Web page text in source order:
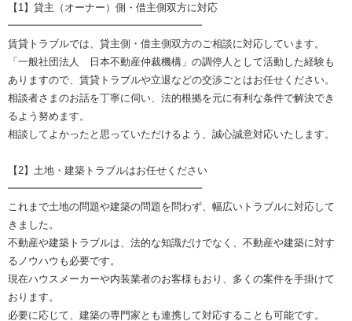
【1】貸主（オーナー）側・借主側双方に対応
━━━━━━━━━━━━━━━━━━━
賃貸トラブルでは、貸主側・借主側双方のご相談に対応しています。
「一般社団法人 日本不動産仲裁機構」の調停人として活動した経験も
ありますので、賃貸トラブルや立退などの交渉ごとはお任せください。
相談者さまのお話を丁寧に伺い、法的根拠を元に有利な条件で解決でき
るよう努めます。
相談してよかったと思っていただけるよう、誠心誠意対応いたします。
【2】土地・建築トラブルはお任せください
━━━━━━━━━━━━━━━━━━━
これまで土地の問題や建築の問題を問わず、幅広いトラブルに対応して
きました。
不動産や建築トラブルは、法的な知識だけでなく、不動産や建築に対す
るノウハウも必要です。
現在ハウスメーカーや内装業者のお客様もおり、多くの案件を手掛けて
おります。
必要に応じて、建築の専門家とも連携して対応することも可能です。